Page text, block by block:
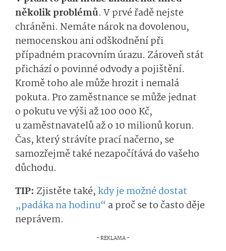
několik problémů. V prvé řadě nejste
chráněni. Nemáte nárok na dovolenou,
nemocenskou ani odškodnění při
případném pracovním úrazu. Zároveň stát
přichází o povinné odvody a pojištění.
Kromě toho ale může hrozit i nemalá
pokuta. Pro zaměstnance se může jednat
o pokutu ve výši až 100 000 Kč,
u zaměstnavatelů až o 10 milionů korun.
Čas, který strávíte prací načerno, se
samozřejmě také nezapočítává do vašeho
důchodu.
TIP: Zjistěte také, kdy je možné dostat
„padáka na hodinu“ a proč se to často děje
neprávem.